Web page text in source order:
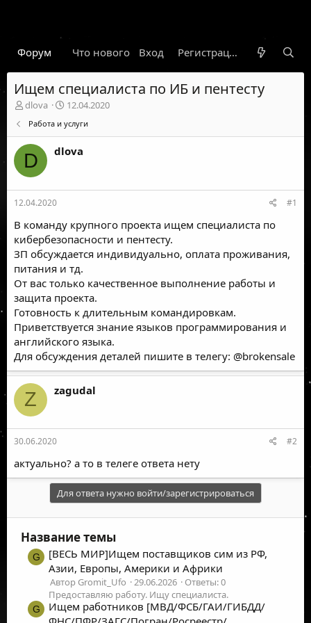
Форум Что нового Гарант Новости
Вход Регистрация
Ищем специалиста по ИБ и пентесту
А
о
р
т
е
м
ы
dlova
Д
т
н
а
12.04.2020
Работа и услуги
D dlova
12.04.2020 #1
В команду крупного проекта ищем специалиста по
кибербезопасности и пентесту.
ЗП обсуждается индивидуально, оплата проживания,
питания и тд.
От вас только качественное выполнение работы и
защита проекта.
Готовность к длительным командировкам.
Приветствуется знание языков программирования и
английского языка.
Для обсуждения деталей пишите в телегу: @brokensale
Z zagudal
30.06.2020 #2
актуально? а то в телеге ответа нету
Для ответа нужно войти/зарегистрироваться
Название темы
G
[ВЕСЬ МИР]Ищем поставщиков сим из РФ,
Азии, Европы, Америки и Африки
Автор Gromit_Ufo 29.06.2026
Ответы: 0
Предоставляю работу. Ищу специалиста.
G
Ищем работников [МВД/ФСБ/ГАИ/ГИБДД/